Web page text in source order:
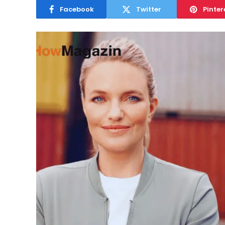
Facebook Twitter